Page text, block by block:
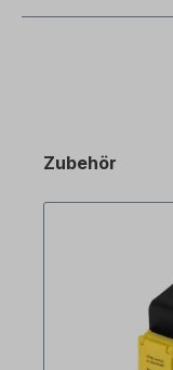
Zubehör